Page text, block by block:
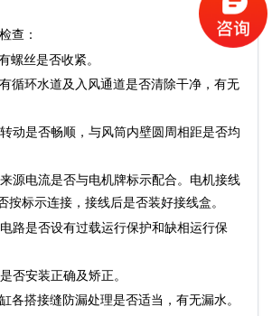
查：
丝是否收紧。
环水道及入风通道是否清除干净，有无
是否畅顺，与风筒内壁圆周相距是否均
电流是否与电机牌标示配合。电机接线
标示连接，接线后是否装好接线盒。
是否设有过载运行保护和缺相运行保
安装正确及矫正。
搭接缝防漏处理是否适当，有无漏水。